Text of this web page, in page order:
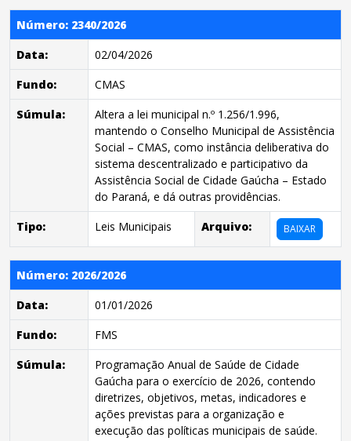
Número: 2340/2026
Data:
02/04/2026
Fundo:
CMAS
Súmula:
Altera a lei municipal n.º 1.256/1.996,
mantendo o Conselho Municipal de Assistência
Social – CMAS, como instância deliberativa do
sistema descentralizado e participativo da
Assistência Social de Cidade Gaúcha – Estado
do Paraná, e dá outras providências.
Tipo:
Leis Municipais Arquivo: BAIXAR
Número: 2026/2026
Data:
01/01/2026
Fundo:
FMS
Súmula:
Programação Anual de Saúde de Cidade
Gaúcha para o exercício de 2026, contendo
diretrizes, objetivos, metas, indicadores e
ações previstas para a organização e
execução das políticas municipais de saúde.